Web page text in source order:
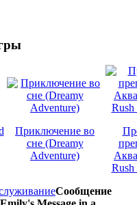
Приключение во
сне (Dreamy
Adventure)
Rush
Сообщение